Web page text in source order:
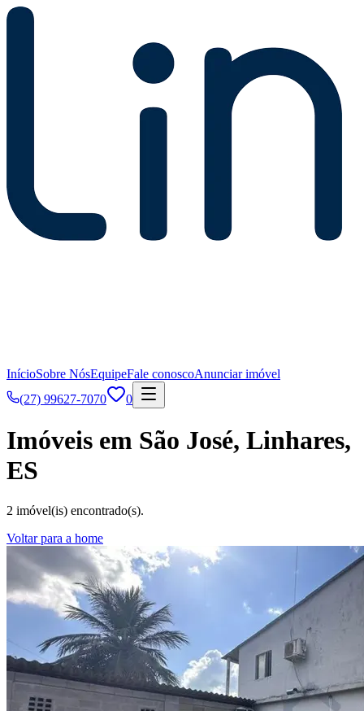
InícioSobre NósEquipeFale conoscoAnunciar imóvel
(27) 99627-7070
0
Imóveis em São José, Linhares,
ES
2 imóvel(is) encontrado(s).
Voltar para a home